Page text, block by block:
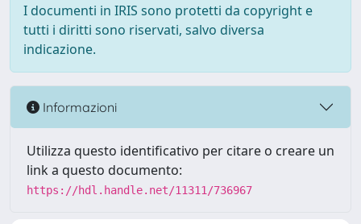
I documenti in IRIS sono protetti da copyright e
tutti i diritti sono riservati, salvo diversa
indicazione.
Informazioni
Utilizza questo identificativo per citare o creare un
link a questo documento:
https://hdl.handle.net/11311/736967